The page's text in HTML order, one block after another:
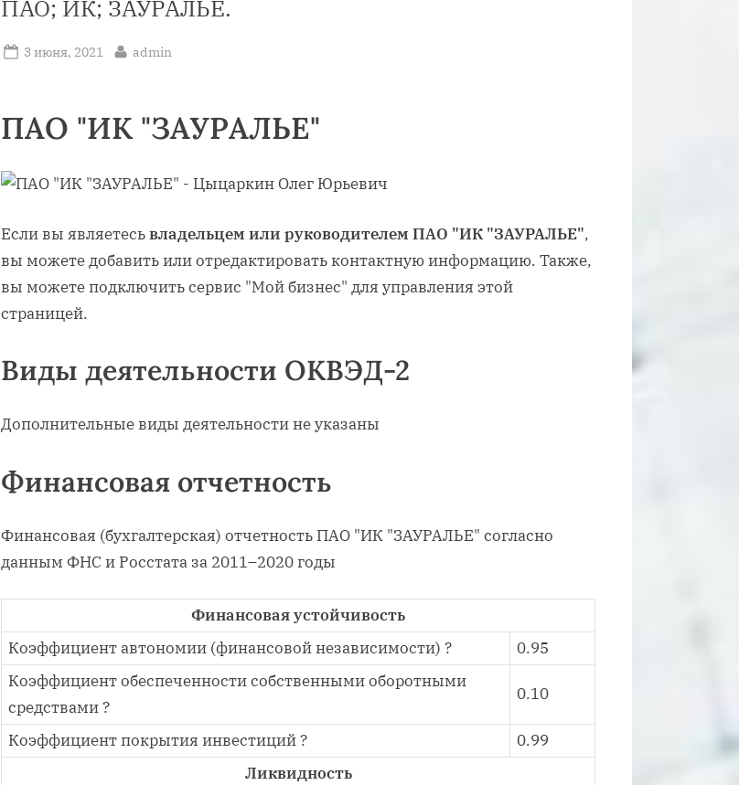
ПАО; ИК; ЗАУРАЛЬЕ.
Posted
3 июня, 2021 By
admin
ПАО "ИК "ЗАУРАЛЬЕ"
Если вы являетесьвладельцем или руководителем ПАО "ИК "ЗАУРАЛЬЕ",
вы можете добавить или отредактировать контактную информацию. Также,
вы можете подключить сервис "Мой бизнес" для управления этой
страницей.
Виды деятельности ОКВЭД-2
Дополнительные виды деятельности не указаны
Финансовая отчетность
Финансовая (бухгалтерская) отчетность ПАО "ИК "ЗАУРАЛЬЕ" согласно
данным ФНС и Росстата за 2011–2020 годы
Финансовая устойчивость
Коэффициент автономии (финансовой независимости) ?
0.95
Коэффициент обеспеченности собственными оборотными
средствами ?
0.10
Коэффициент покрытия инвестиций ?
0.99
Ликвидность